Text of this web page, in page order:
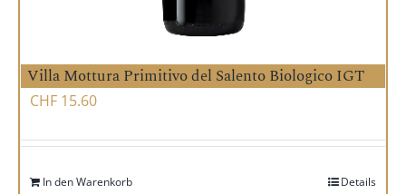
Villa Mottura Primitivo del Salento Biologico IGT
CHF 15.60
In den Warenkorb Details